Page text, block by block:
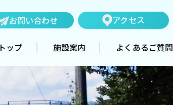
お問い合わせ アクセス
トップ 施設案内 よくあるご質問